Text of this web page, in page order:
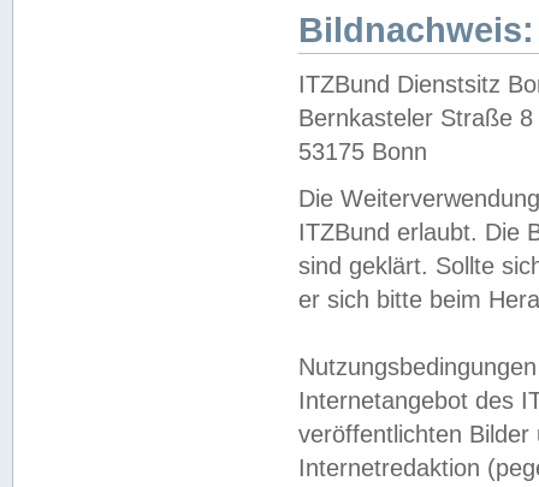
Bildnachweis:
ITZBund Dienstsitz
Bernkasteler Straße 8
53175 Bonn
Die
ITZBund erlaubt. Die
sind geklärt. Sollte
er sich bitte beim
Internetangebot des
veröffentlichten
Internetredaktion